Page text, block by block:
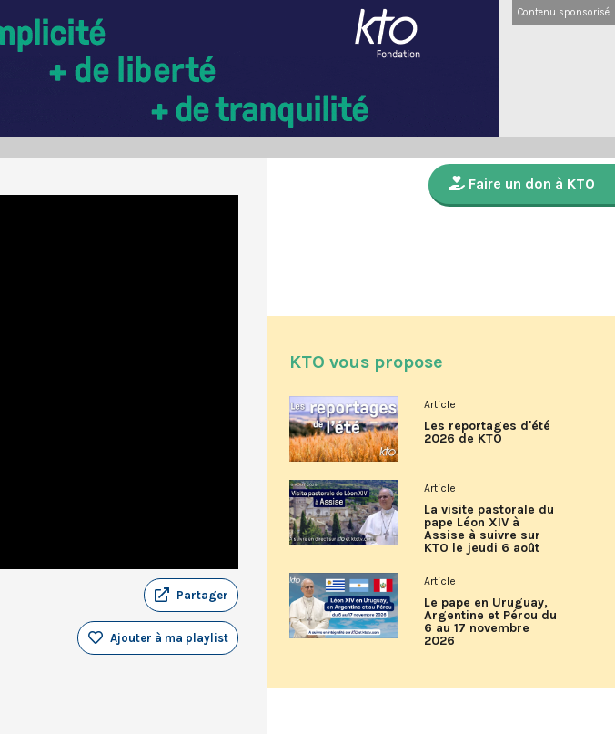
Contenu sponsorisé
Partager
Ajouter à ma playlist
Faire un don à KTO
KTO vous propose
Article
Les reportages d'été
2026 de KTO
Article
La visite pastorale du
pape Léon XIV à
Assise à suivre sur
KTO le jeudi 6 août
Article
Le pape en Uruguay,
Argentine et Pérou du
6 au 17 novembre
2026